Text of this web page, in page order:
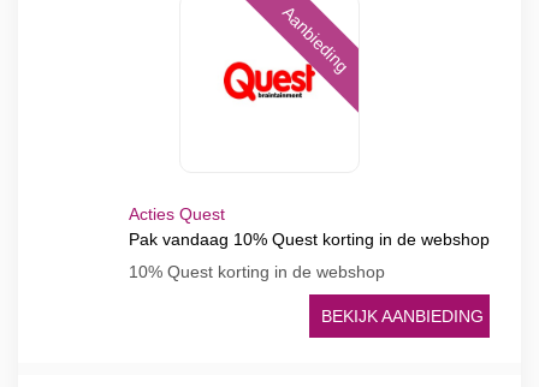
Aanbieding
Acties Quest
Pak vandaag 10% Quest korting in de webshop
10% Quest korting in de webshop
BEKIJK AANBIEDING